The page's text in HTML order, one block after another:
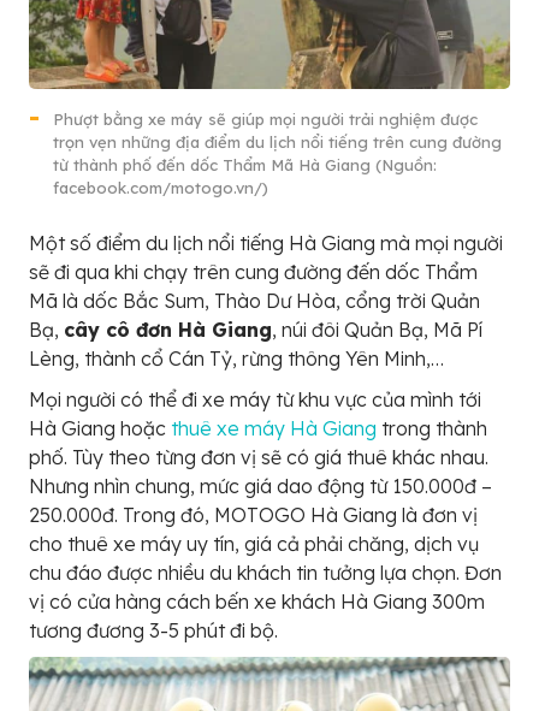
Phượt bằng xe máy sẽ giúp mọi người trải nghiệm được
trọn vẹn những địa điểm du lịch nổi tiếng trên cung đường
từ thành phố đến dốc Thẩm Mã Hà Giang (Nguồn:
facebook.com/motogo.vn/)
Một số điểm du lịch nổi tiếng Hà Giang mà mọi người
sẽ đi qua khi chạy trên cung đường đến dốc Thẩm
Mã là dốc Bắc Sum, Thào Dư Hòa, cổng trời Quản
Bạ, cây cô đơn Hà Giang, núi đôi Quản Bạ, Mã Pí
Lèng, thành cổ Cán Tỷ, rừng thông Yên Minh,…
Mọi người có thể đi xe máy từ khu vực của mình tới
Hà Giang hoặc thuê xe máy Hà Giang trong thành
phố. Tùy theo từng đơn vị sẽ có giá thuê khác nhau.
Nhưng nhìn chung, mức giá dao động từ 150.000đ –
250.000đ. Trong đó, MOTOGO Hà Giang là đơn vị
cho thuê xe máy uy tín, giá cả phải chăng, dịch vụ
chu đáo được nhiều du khách tin tưởng lựa chọn. Đơn
vị có cửa hàng cách bến xe khách Hà Giang 300m
tương đương 3-5 phút đi bộ.